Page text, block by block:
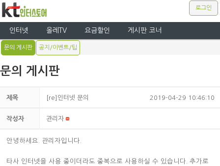
로그인
인터넷 올레TV 요금할인 게시판 코너
문의 게시판 공지/이벤트/팁
문의 게시판
제목 [re]인터넷 문의 2019-04-29 10:46:10
작성자 관리자
안녕하세요. 관리자입니다.
타사 인터넷을 사용 중이더라도 중복으로 사용하실 수 있습니다. 추가로